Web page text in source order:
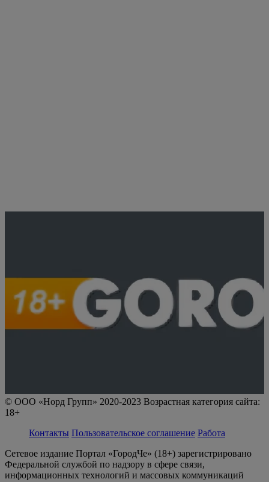
© ООО «Норд Групп» 2020-2023 Возрастная категория сайта:
18+
Контакты Пользовательское соглашение Работа
Сетевое издание Портал «ГородЧе» (18+) зарегистрировано
Федеральной службой по надзору в сфере связи,
информационных технологий и массовых коммуникаций